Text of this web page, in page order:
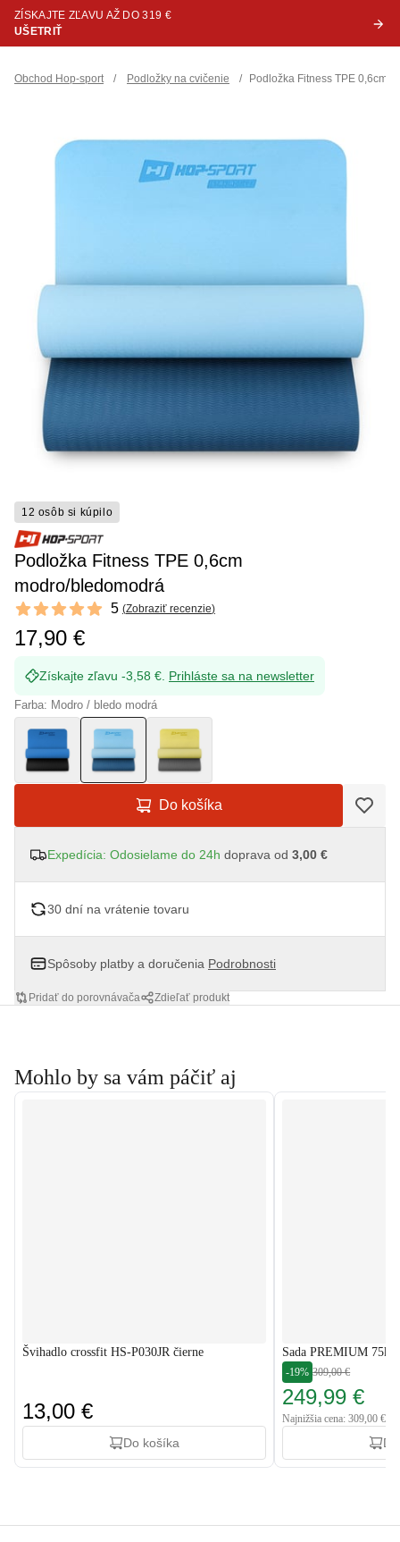
ZÍSKAJTE ZĽAVU AŽ DO 319 €
UŠETRIŤ
Obchod Hop-sport / Podložky na cvičenie / Podložka Fitness TPE 0,6cm
12 osôb si kúpilo
Podložka Fitness TPE 0,6cm
modro/bledomodrá
Reviews
5 out of 5 stars 5 (Zobraziť recenzie)
17,90 €
Získajte zľavu -3,58 €. Prihláste sa na newsletter
Farba: Modro / bledo modrá
Do košíka
Expedícia: Odosielame do 24h doprava od 3,00 €
30 dní na vrátenie tovaru
Spôsoby platby a doručenia Podrobnosti
Pridať do porovnávača Zdieľať produkt
Mohlo by sa vám páčiť aj
Švihadlo crossfit HS-P030JR čierne
13,00 €
Do košíka
Sada PREMIUM
-19% 309,00 €
249,99 €
Najnižšia cena: 309,00 €